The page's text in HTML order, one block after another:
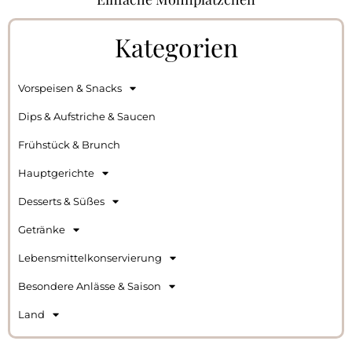
Kategorien
Vorspeisen & Snacks
Dips & Aufstriche & Saucen
Frühstück & Brunch
Hauptgerichte
Desserts & Süßes
Getränke
Lebensmittelkonservierung
Besondere Anlässe & Saison
Land